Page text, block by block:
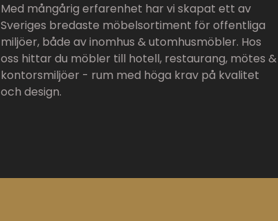
Med mångårig erfarenhet har vi skapat ett av
Sveriges bredaste möbelsortiment för offentliga
miljöer, både av inomhus & utomhusmöbler. Hos
oss hittar du möbler till hotell, restaurang, mötes &
kontorsmiljöer - rum med höga krav på kvalitet
och design.